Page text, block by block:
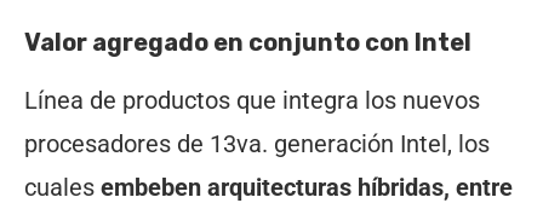
Valor agregado en conjunto con Intel
Línea de productos que integra los nuevos
procesadores de 13va. generación Intel, los
cuales embeben arquitecturas híbridas, entre